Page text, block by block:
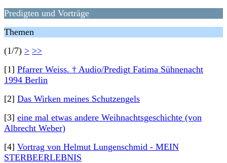
Predigten und Vorträge
Themen
(1/7) > >>
[1] Pfarrer Weiss. † Audio/Predigt Fatima Sühnenacht
1994 Berlin
[2] Das Wirken meines Schutzengels
[3] eine mal etwas andere Weihnachtsgeschichte (von
Albrecht Weber)
[4] Vortrag von Helmut Lungenschmid - MEIN
STERBEERLEBNIS